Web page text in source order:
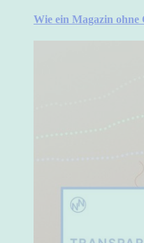
Wie ein Magazin